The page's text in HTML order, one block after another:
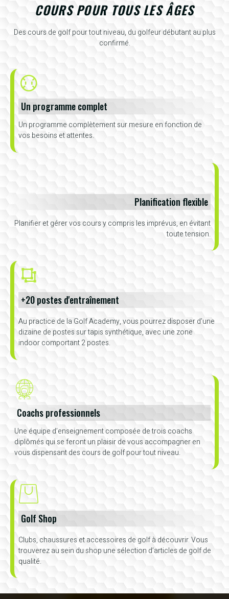
COURS POUR TOUS LES ÂGES
Des cours de golf pour tout niveau, du golfeur débutant au plus
confirmé.
Un programme complet
Un programme complètement sur mesure en fonction de
vos besoins et attentes.
Planification flexible
Planifier et gérer vos cours y compris les imprévus, en évitant
toute tension.
+20 postes d'entraînement
Au practice de la Golf Academy, vous pourrez disposer d’une
dizaine de postes sur tapis synthétique, avec une zone
indoor comportant 2 postes.
Coachs professionnels
Une équipe d’enseignement composée de trois coachs
diplômés qui se feront un plaisir de vous accompagner en
vous dispensant des cours de golf pour tout niveau.
Golf Shop
Clubs, chaussures et accessoires de golf à découvrir. Vous
trouverez au sein du shop une sélection d’articles de golf de
qualité.